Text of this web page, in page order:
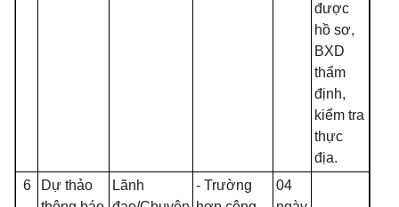
được
hồ sơ,
BXD
thẩm
định,
kiểm tra
thực
địa.
6
Dự thảo
Lãnh
- Trường
04